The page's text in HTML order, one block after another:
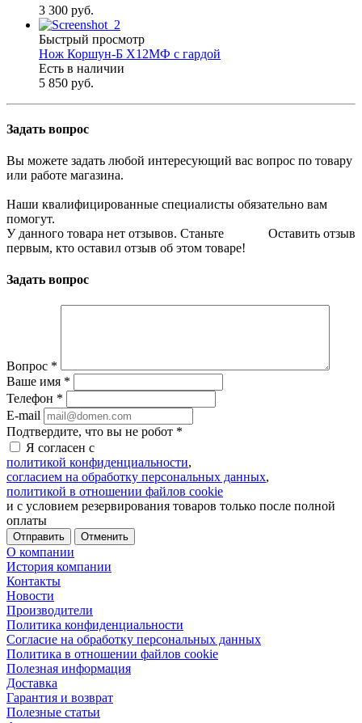
3 300 руб.
Быстрый просмотр
Нож Коршун-Б Х12МФ с гардой
Есть в наличии
5 850 руб.
Задать вопрос
Вы можете задать любой интересующий вас вопрос по товару
или работе магазина.
Наши квалифицированные специалисты обязательно вам
помогут.
Оставить отзыв
У данного товара нет отзывов. Станьте
первым, кто оставил отзыв об этом товаре!
Задать вопрос
Вопрос *
Ваше имя *
Телефон *
E-mail
Подтвердите, что вы не робот *
Я согласен с
политикой конфиденциальности,
согласием на обработку персональных данных,
политикой в отношении файлов cookie
и с условием резервирования товаров только после полной
оплаты
Отменить
О компании
История компании
Контакты
Новости
Производители
Политика конфиденциальности
Согласие на обработку персональных данных
Политика в отношении файлов cookie
Полезная информация
Доставка
Гарантия и возврат
Полезные статьи